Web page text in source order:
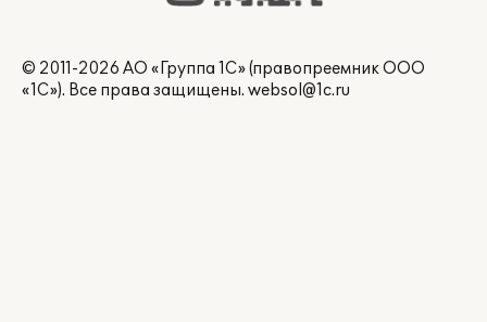
© 2011-2026 АО «Группа 1С» (правопреемник ООО
«1С»). Все права защищены. websol@1c.ru